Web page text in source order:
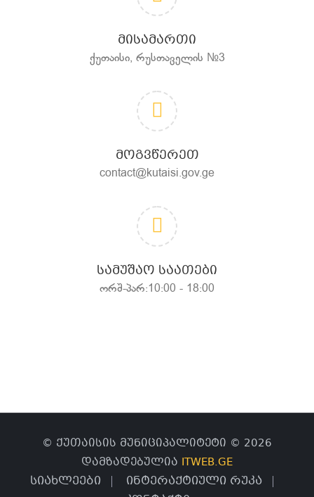
ᲛᲘᲡᲐᲛᲐᲠᲗᲘ
ქუთაისი, რუსთაველის №3
ᲛᲝᲒᲕᲬᲔᲠᲔᲗ
contact@kutaisi.gov.ge
ᲡᲐᲛᲣᲨᲐᲝ ᲡᲐᲐᲗᲔᲑᲘ
ორშ-პარ:10:00 - 18:00
© ქუთაისის მუნიციპალიტეტი © 2026
დამზადებულია ITWEB.GE
სიახლეები
ინტერაქტიული რუკა